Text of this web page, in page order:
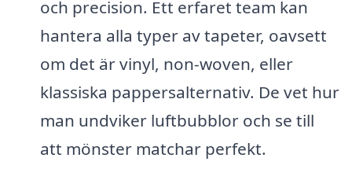
och precision. Ett erfaret team kan
hantera alla typer av tapeter, oavsett
om det är vinyl, non-woven, eller
klassiska pappersalternativ. De vet hur
man undviker luftbubblor och se till
att mönster matchar perfekt.